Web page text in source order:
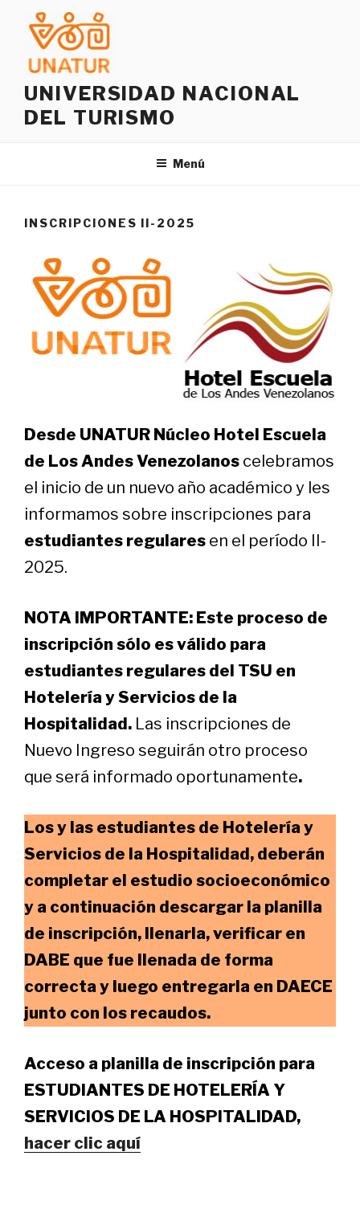
contenido
UNIVERSIDAD NACIONAL
DEL TURISMO
Menú
INSCRIPCIONES II-2025
Desde UNATUR Núcleo Hotel Escuela
de Los Andes Venezolanos celebramos
el inicio de un nuevo año académico y les
informamos sobre inscripciones para
estudiantes regulares en el período II-
2025.
NOTA IMPORTANTE: Este proceso de
inscripción sólo es válido para
estudiantes regulares del TSU en
Hotelería y Servicios de la
Hospitalidad. Las inscripciones de
Nuevo Ingreso seguirán otro proceso
que será informado oportunamente.
Los y las estudiantes de Hotelería y
Servicios de la Hospitalidad, deberán
completar el estudio socioeconómico
y a continuación descargar la planilla
de inscripción, llenarla, verificar en
DABE que fue llenada de forma
correcta y luego entregarla en DAECE
junto con los recaudos.
Acceso a planilla de inscripción para
ESTUDIANTES DE HOTELERÍA Y
SERVICIOS DE LA HOSPITALIDAD,
hacer clic aquí